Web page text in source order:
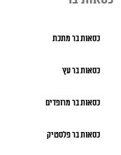
כסאות בר מתכת
כסאות בר עץ
כסאות בר מרופדים
כסאות בר פלסטיק